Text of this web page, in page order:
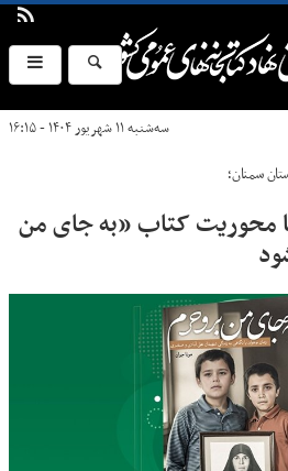
سه‌شنبه ۱۱ شهریور ۱۴۰۴ - ۱۶:۱۵
سمنان؛
محوریت کتاب «به جای من